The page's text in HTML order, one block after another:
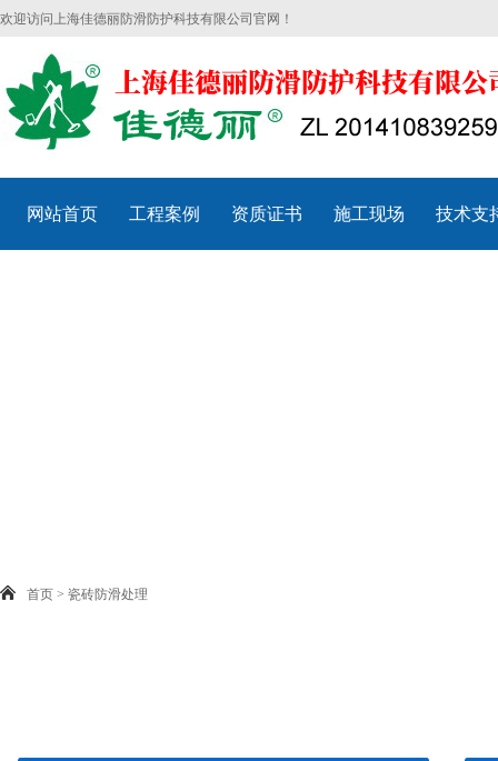
欢迎访问上海佳德丽防滑防护科技有限公司官网！
网站首页 工程案例 资质证书 施工现场 技术支
首页 > 瓷砖防滑处理